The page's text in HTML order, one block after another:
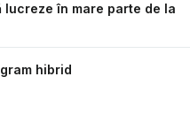
în mare parte de la
hibrid